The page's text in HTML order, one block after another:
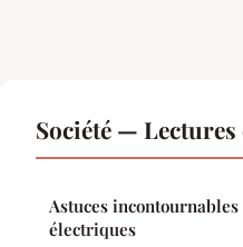
Société —
Astuces
électriques